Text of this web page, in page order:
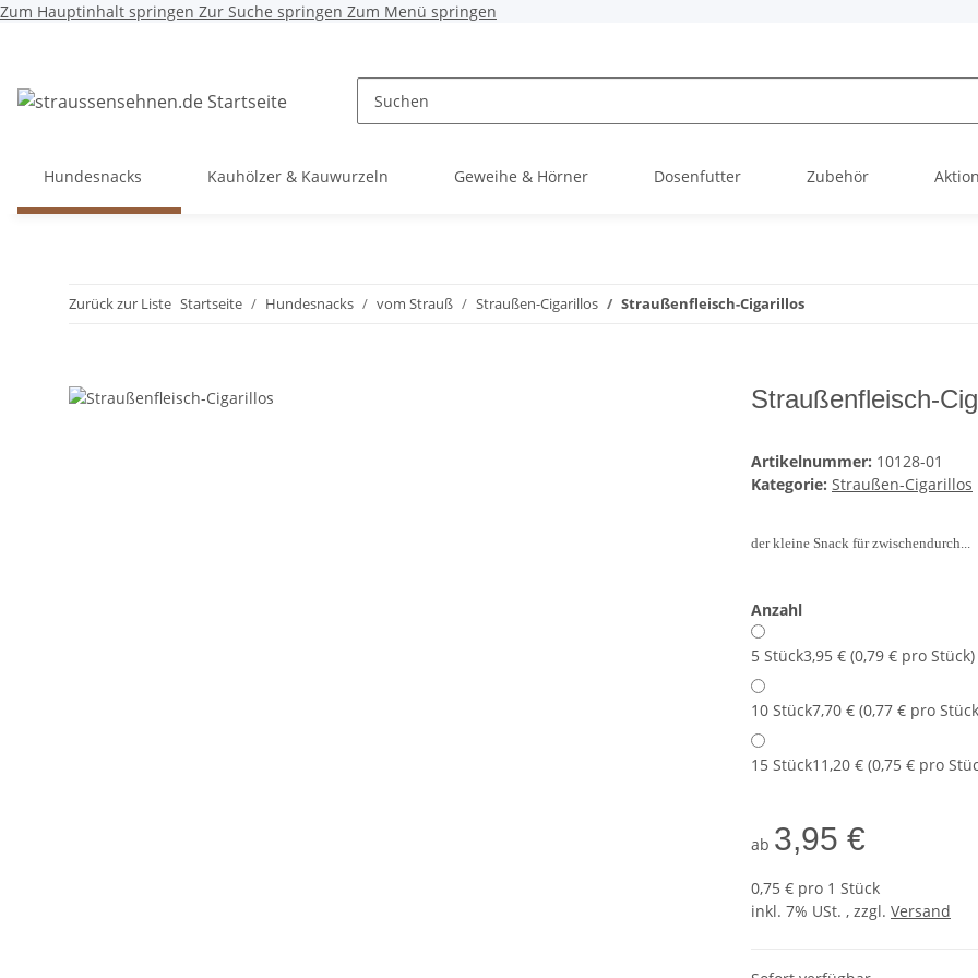
Zum Hauptinhalt springen Zur Suche springen Zum Menü springen
Hundesnacks Kauhölzer & Kauwurzeln Geweihe & Hörner Dosenfutter Zubehör
Zurück zur Liste Startseite Hundesnacks vom Strauß Straußen-Cigarillos Straußenfleisch-Cigarillos
Straußenfleisch-
Artikelnummer: 10128-01
Kategorie: Straußen-Cigarillos
der kleine Snack für zwischendurch...
Anzahl
5 Stück3,95 € (0,79 € pro Stück)
10 Stück7,70 € (0,77 € pro
15 Stück11,20 € (0,75 € pro
ab 3,95 €
0,75 € pro 1 Stück
inkl. 7% USt. , zzgl. Versand